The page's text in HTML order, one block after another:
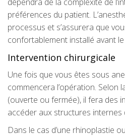
préférences du patient.
processus et s’assurera que
confortablement installé avant
Intervention chirurgicale
Une fois que vous êtes sous
commencera l’opération. Selon
(ouverte ou fermée), il fera des
accéder aux structures internes
Dans le cas d’une rhinoplastie